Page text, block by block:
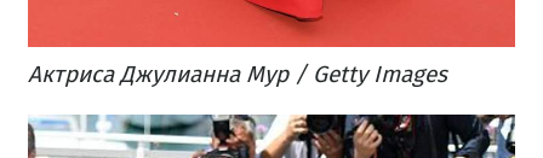
Актриса Джулианна Мур / Getty Images